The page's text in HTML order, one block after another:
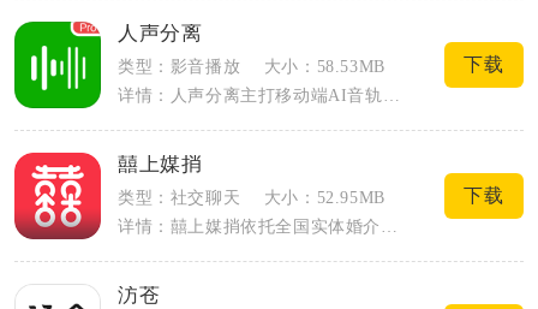
人声分离
类型：影音播放
大小：58.53MB
详情：人声分离主打移动端AI音轨拆分，专门解决日常找不到纯伴奏、提取干净人声、清除...
下载
囍上媒捎
类型：社交聊天
大小：52.95MB
详情：囍上媒捎依托全国实体婚介联盟搭建线上婚恋服务端口，打通线上交友筛选与线下门店...
下载
汸苍